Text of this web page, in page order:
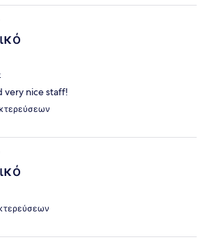
very nice staff!